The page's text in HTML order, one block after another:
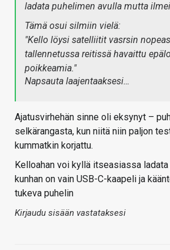
ladata puhelimen avulla mutta
Tämä osui silmiin vielä:
"Kello löysi satelliitit vasrsin
tallennetussa reitissä havaittu
poikkeamia."
Napsauta laajentaaksesi…
Ajatusvirhehän sinne oli eksynyt –
selkärangasta, kun niitä niin paljon
kummatkin korjattu.
Kelloahan voi kyllä itseasiassa
kunhan on vain USB-C-kaapeli ja
tukeva puhelin
Kirjaudu sisään vastataksesi